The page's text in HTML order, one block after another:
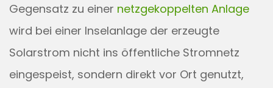
Gegensatz zu einer netzgekoppelten Anlage
wird bei einer Inselanlage der erzeugte
Solarstrom nicht ins öffentliche Stromnetz
eingespeist, sondern direkt vor Ort genutzt,